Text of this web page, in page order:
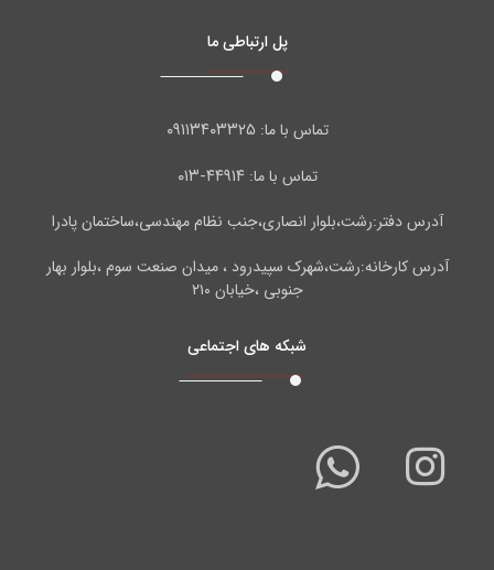
پل ارتباطی ما
تماس با ما:۰۹۱۱۳۴۰۳۳۲۵
تماس با ما: ۴۴۹۱۴-۰۱۳
آدرس دفتر:رشت،بلوار انصاری،جنب نظام مهندسی،ساختمان پادرا
آدرس کارخانه:رشت،شهرک سپیدرود ، میدان صنعت سوم ،بلوار بهار
جنوبی ،خیابان ۲۱۰
شبکه های اجتماعی